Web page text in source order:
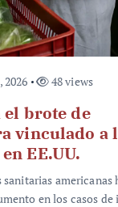
2026 48 views
el brote de
vinculado a
EE.UU.
americanas
en los casos